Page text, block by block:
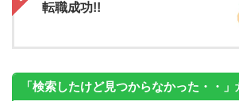
転職成功!!
「検索したけど見つからなかった・・」